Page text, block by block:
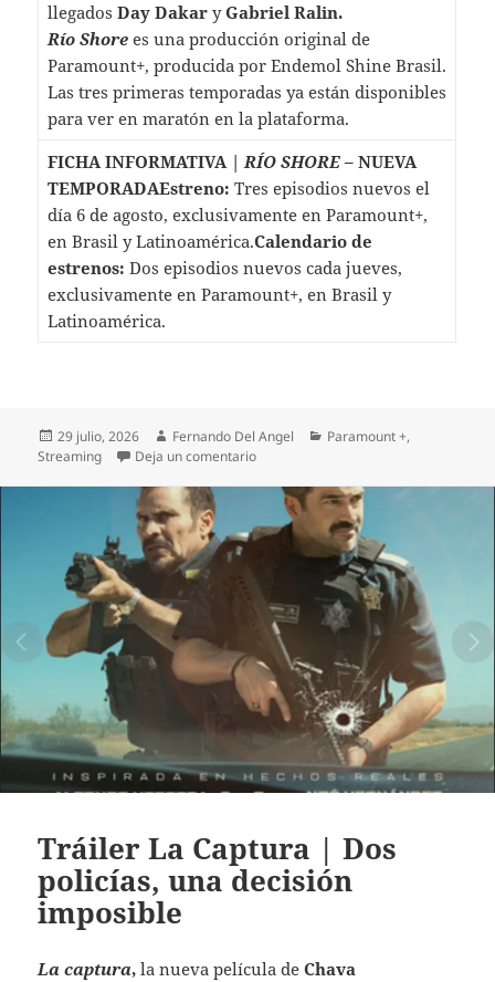
llegados Day DakaryGabriel Ralin.
Río Shorees una producción original de
Paramount+, producida por Endemol Shine Brasil.
Las tres primeras temporadas ya están disponibles
para ver en maratón en la plataforma.
FICHA INFORMATIVA |RÍO SHORE– NUEVA
TEMPORADAEstreno: Tres episodios nuevos el
día 6 de agosto, exclusivamente en Paramount+,
en Brasil y Latinoamérica.Calendario de
estrenos: Dos episodios nuevos cada jueves,
exclusivamente en Paramount+, en Brasil y
Latinoamérica.
Publicado
el
29 julio, 2026 Autor
Fernando Del Angel Categorías
Paramount +,
Streaming
Deja un comentarioen PARAMOUNT+ LANZA EL TRÁILER
Tráiler La Captura | Dos
policías, una decisión
imposible
La captura, la nueva película deChava